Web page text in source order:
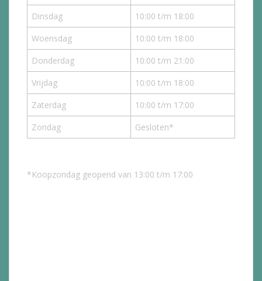
Dinsdag
10:00 t/m 18:00
Woensdag
10:00 t/m 18:00
Donderdag
10:00 t/m 21:00
Vrijdag
10:00 t/m 18:00
Zaterdag
10:00 t/m 17:00
Zondag
Gesloten*
*Koopzondag geopend van 13:00 t/m 17:00